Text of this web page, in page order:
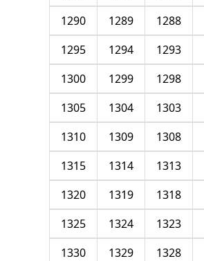
1288
1289
1290
1293
1294
1295
1298
1299
1300
1303
1304
1305
1308
1309
1310
1313
1314
1315
1318
1319
1320
1323
1324
1325
1328
1329
1330